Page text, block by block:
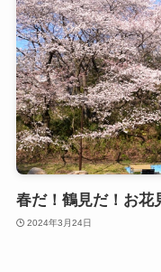
春だ！鶴見だ！お花
2024年3月24日